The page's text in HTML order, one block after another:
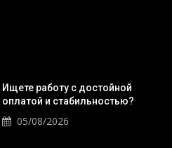
Ищете работу с достойной
оплатой и стабильностью?
05/08/2026